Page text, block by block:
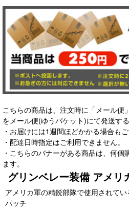
こちらの商品は、注文時に「メール便
をメール便(ゆうパケット)にて発送す
・お届けには1週間ほどかかる場合もご
・配達日時指定はご利用できません。
・こちらのバナーがある商品は、何
ます。
グリンベレー装備 アメリ
アメリカ軍の精鋭部隊で使用されて
パッチ